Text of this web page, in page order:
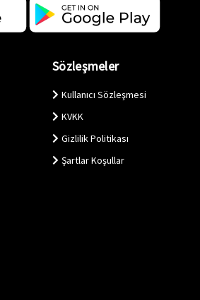
Sözleşmeler
Kullanıcı Sözleşmesi
KVKK
Gizlilik Politikası
Şartlar Koşullar